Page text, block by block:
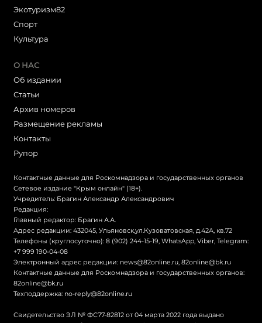
Экотуризм82
Cпорт
Культура
О НАС
Об издании
Статьи
Архив номеров
Размещение рекламы
Контакты
Рупор
Контактные данные для Роскомнадзора и государственных органов
Сетевое издание "Крым онлайн" (18+).
Учредитель: Брагин Александр Александрович
Редакция:
Главный редактор: Брагин А.А.
Адрес редакции: 432045, Ульяновск,ул.Кузоватовская, д.42А, кв.72
Телефоны (круглосуточно): 8 (902) 244-15-19, WhatsApp, Viber, Telegram:
+7 999 190-04-08
Электронный адрес редакции: news@82online.ru 82online@bk.ru
Контактные данные для Роскомнадзора и государственных органов:
82online@bk.ru
Техподдержка: no-reply@82online.ru
Свидетельство ЭЛ № ФС77-82812 от 04 марта 2022 года выдано